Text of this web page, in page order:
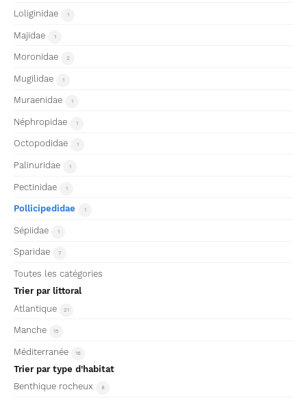
Loliginidae 1
Majidae 1
Moronidae 2
Mugilidae 1
Muraenidae 1
Néphropidae 1
Octopodidae 1
Palinuridae 1
Pectinidae 1
Pollicipedidae 1
Sépiidae 1
Sparidae 7
Toutes les catégories
Trier par littoral
Atlantique
21
Manche 15
Méditerranée 16
Trier par type d'habitat
Benthique rocheux
8